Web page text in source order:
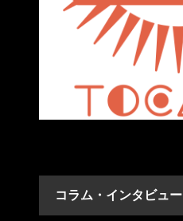
コラム・インタビュー